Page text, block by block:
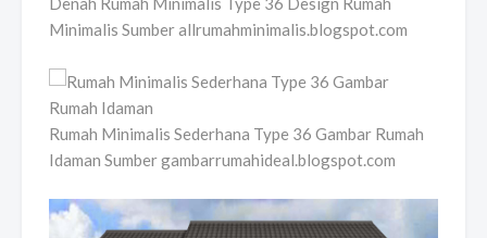
Minimalis Sumber allrumahminimalis.blogspot.com
Rumah Minimalis Sederhana Type 36 Gambar Rumah
Idaman Sumber gambarrumahideal.blogspot.com